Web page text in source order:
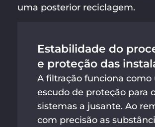
uma posterior reciclagem.
Estabilidade do
e proteção das
A filtração funciona como
escudo de proteção para
sistemas a jusante. Ao
com precisão as